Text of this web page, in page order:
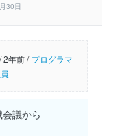
30日
/2年前 / プログラマ
議から